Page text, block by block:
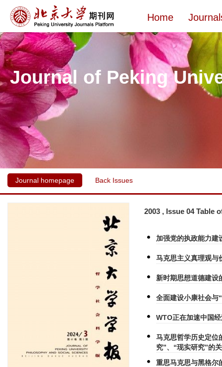
Home
Journal of Peking
Journal homepage Back Issues
2003 , Issue 04 Table
加强党的执政能力建
马克思主义真理观与
新时期思想道德建设
全面建设小康社会与
WTO正在加速中国
马克思哲学历史定
究”、“现实研究”的
重思马克思与黑格